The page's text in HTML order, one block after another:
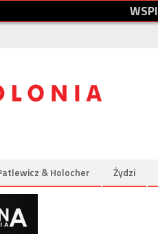
WSPI
& Holocher Żydzi